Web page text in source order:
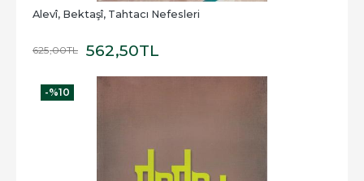
Alevî, Bektaşî, Tahtacı Nefesleri
625,00TL 562,50TL
-%10